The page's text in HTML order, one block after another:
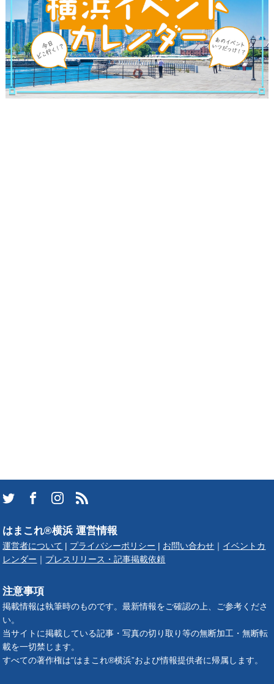
はまこれ®横浜 運営情報
運営者について プライバシーポリシー お問い合わせ
イベントカ
レンダー
プレスリリース・記事掲載依頼
注意事項
掲載情報は執筆時のものです。最新情報をご確認の上、ご参考くださ
い。
当サイトに掲載している記事・写真の切り取り等の無断加工・無断転
載を一切禁じます。
すべての著作権は“はまこれ®横浜”および情報提供者に帰属します。